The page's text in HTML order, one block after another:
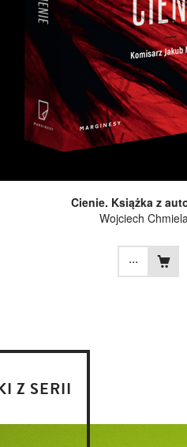
Cienie. Książka z
Wojciech
...
Z SERII